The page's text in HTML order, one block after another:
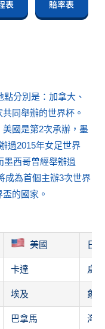
表 賠率表
分別是：加拿大、
同舉辦的世界杯。
國是第2次承辦，墨
過2015年女足世界
墨西哥曾經舉辦過
成為首個主辦3次世界
的國家。
美國 日本
卡達 烏
埃及 象
巴拿馬 海地